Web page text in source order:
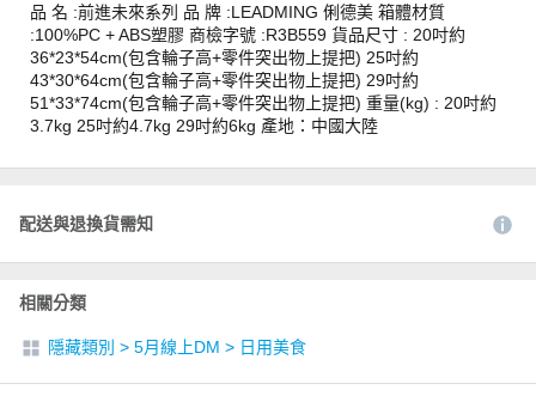
品 名 :前進未來系列 品 牌 :LEADMING 俐德美 箱體材質
:100%PC + ABS塑膠 商檢字號 :R3B559 貨品尺寸 : 20吋約
36*23*54cm(包含輪子高+零件突出物上提把) 25吋約
43*30*64cm(包含輪子高+零件突出物上提把) 29吋約
51*33*74cm(包含輪子高+零件突出物上提把) 重量(kg) : 20吋約
3.7kg 25吋約4.7kg 29吋約6kg 產地：中國大陸
配送與退換貨需知
相關分類
隱藏類別 > 5月線上DM > 日用美食